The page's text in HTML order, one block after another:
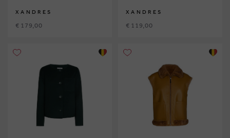
XANDRES
€ 179,00
XANDRES
€ 119,00